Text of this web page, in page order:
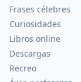
Frases célebres
Curiosidades
Libros online
Descargas
Recreo